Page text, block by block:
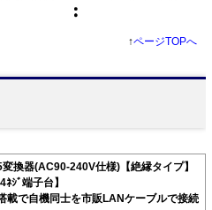
↑ページTOPへ
換器(AC90-240V仕様)【絶縁タイプ】
ﾈｼﾞ端子台】
載で自機同士を市販LANケーブルで接続